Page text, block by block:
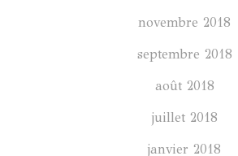
novembre 2018
septembre 2018
août 2018
juillet 2018
janvier 2018